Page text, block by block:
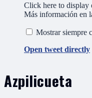
Click here to display
Más información en
Mostrar siempre
Open tweet directly
Azpilicueta